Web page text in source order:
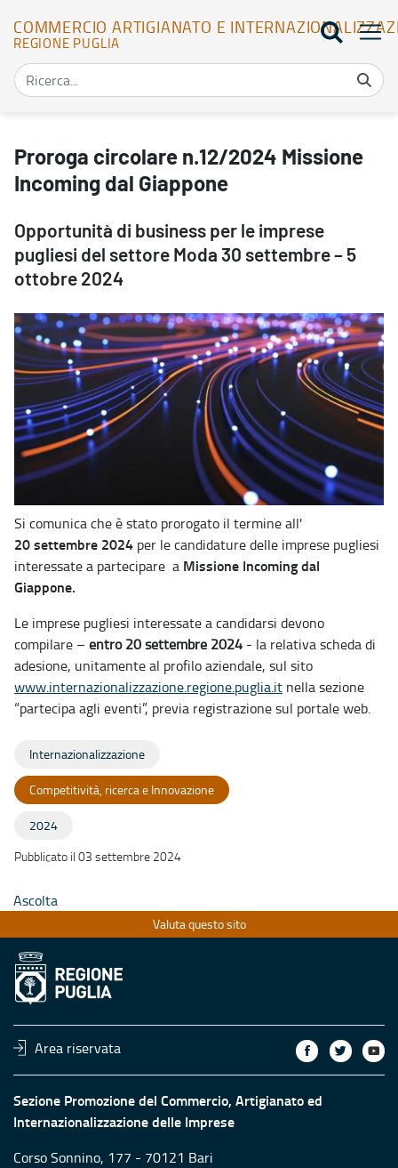
COMMERCIO ARTIGIANATO E
REGIONE PUGLIA
Proroga circolare n.12/2024 Missione
Incoming dal Giappone
Opportunità di business per le imprese
pugliesi del settore Moda 30 settembre – 5
ottobre 2024
Si comunica che è stato prorogato il termine all'
20settembre 2024 per le candidature delle imprese pugliesi
interessate a partecipare a Missione Incoming dal
Giappone.
Le imprese pugliesi interessate a candidarsi devono
compilare – entro 20 settembre 2024 - la relativa scheda di
adesione, unitamente al profilo aziendale, sul sito
www.internazionalizzazione.regione.puglia.it nella sezione
“partecipa agli eventi”, previa registrazione sul portale web.
Internazionalizzazione
Competitività, ricerca e Innovazione
2024
Pubblicato il 03 settembre 2024
Ascolta
Valuta questo sito
Area riservata
Sezione Promozione del Commercio, Artigianato ed
Internazionalizzazione delle Imprese
Corso Sonnino, 177 - 70121 Bari